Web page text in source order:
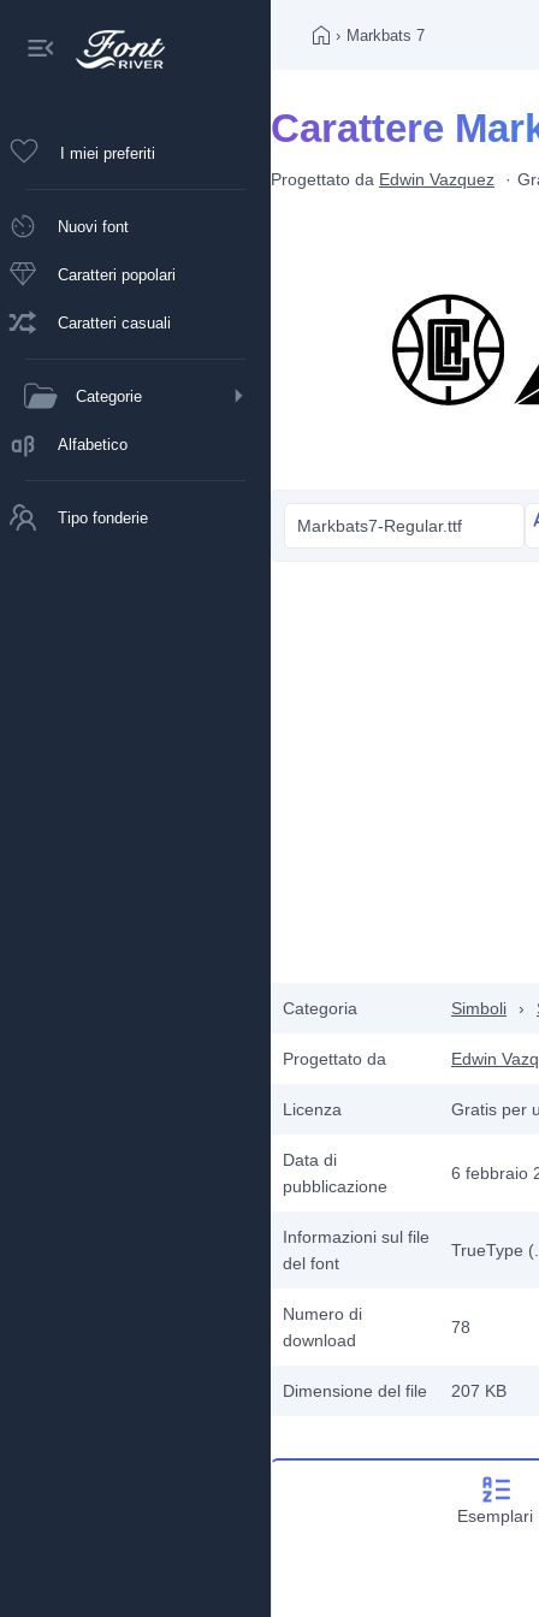
I miei preferiti
Nuovi font
Caratteri popolari
Caratteri casuali
Categorie
Alfabetico
Tipo fonderie
› Markbats 7
Carattere
Progettato da Edwin Vazquez
Markbats7-Regular.ttf
Categoria Simboli ›
Progettato da Edwin
Licenza Gratis per
Data di
pubblicazione
6 febbraio
Informazioni sul file
del font
TrueType
Numero di
download
78
Dimensione del file 207 KB
Esemplari